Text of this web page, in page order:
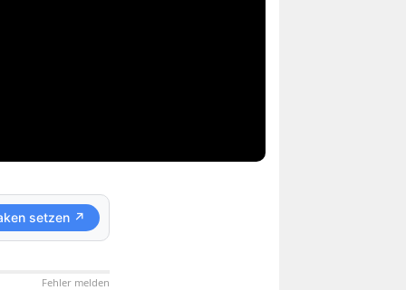
setzen ↗
Fehler melden